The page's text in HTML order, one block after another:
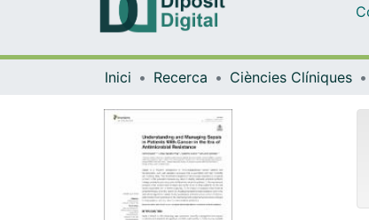
Inici Recerca Ciències Clíniques